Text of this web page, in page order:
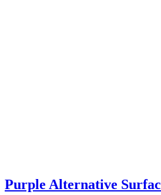
Purple Alternative